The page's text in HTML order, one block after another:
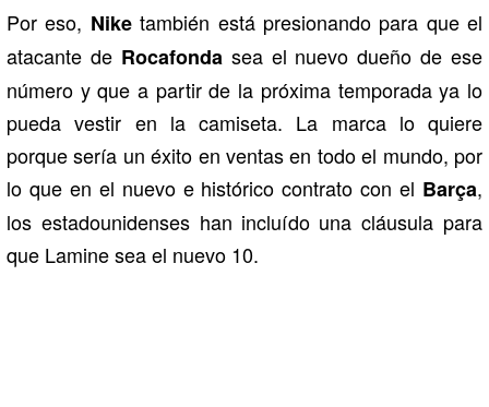
Por eso, Niketambién está presionando para que el
atacante de Rocafonda sea el nuevo dueño de ese
número y que a partir de la próxima temporada ya lo
pueda vestir en la camiseta. La marca lo quiere
porque sería un éxito en ventas en todo el mundo, por
lo que en el nuevo e histórico contrato con el Barça,
los estadounidenses han incluído una cláusula para
que Lamine sea el nuevo 10.